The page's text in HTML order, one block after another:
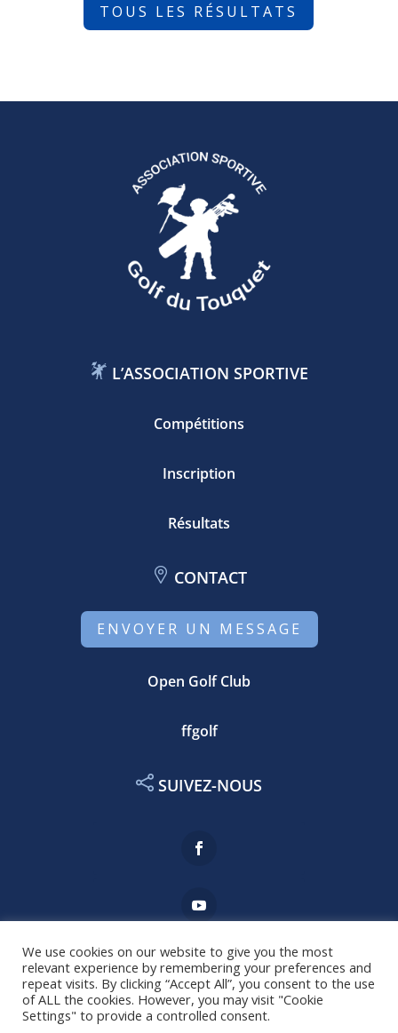
TOUS LES RÉSULTATS
L’ASSOCIATION SPORTIVE
Compétitions
Inscription
Résultats
CONTACT
ENVOYER UN MESSAGE
Open Golf Club
ffgolf
SUIVEZ-NOUS
Mentions légales
We use cookies on our website to give you the most
relevant experience by remembering your preferences and
repeat visits. By clicking “Accept All”, you consent to the use
of ALL the cookies. However, you may visit "Cookie
Settings" to provide a controlled consent.